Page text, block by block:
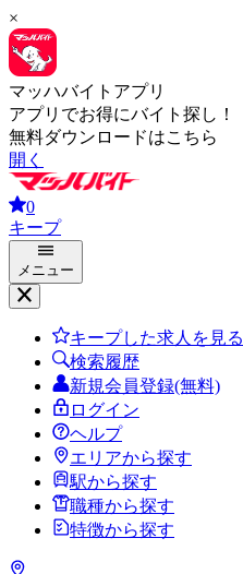
×
マッハバイトアプリ
アプリでお得にバイト探し！
無料ダウンロードはこちら
開く
0
キープ
メニュー
キープした求人を見る
検索履歴
新規会員登録(無料)
ログイン
ヘルプ
エリアから探す
駅から探す
職種から探す
特徴から探す